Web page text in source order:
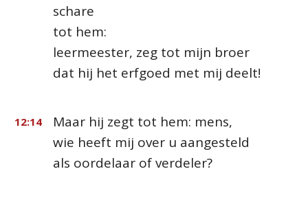
schare
tot hem:
leermeester, zeg tot mijn broer
dat hij het erfgoed met mij deelt!
12:14
Maar hij zegt tot hem: mens,
wie heeft mij over u aangesteld
als oordelaar of verdeler?